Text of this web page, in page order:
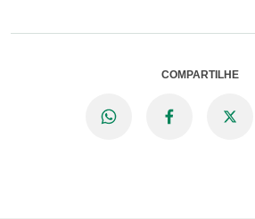
COMPARTILHE